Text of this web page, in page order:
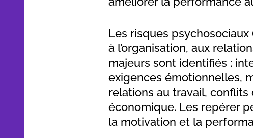
Les risques
à l’organisation, aux
majeurs sont identifiés :
exigences émotionnelles,
relations au travail,
économique. Les repérer
la motivation et la